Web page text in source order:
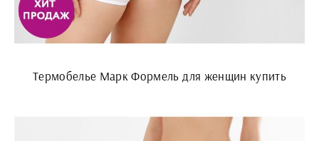
Термобелье Марк Формель для женщин купить